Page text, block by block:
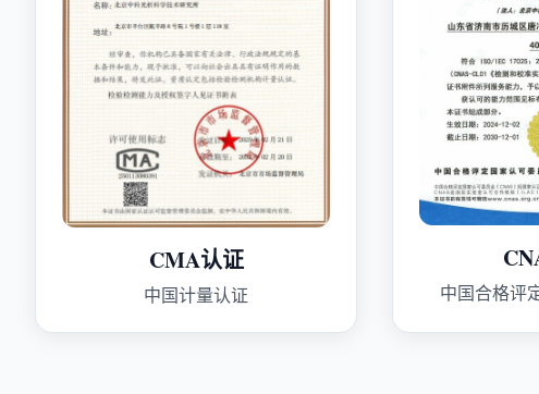
CMA认证
中国计量认证 中国合格评